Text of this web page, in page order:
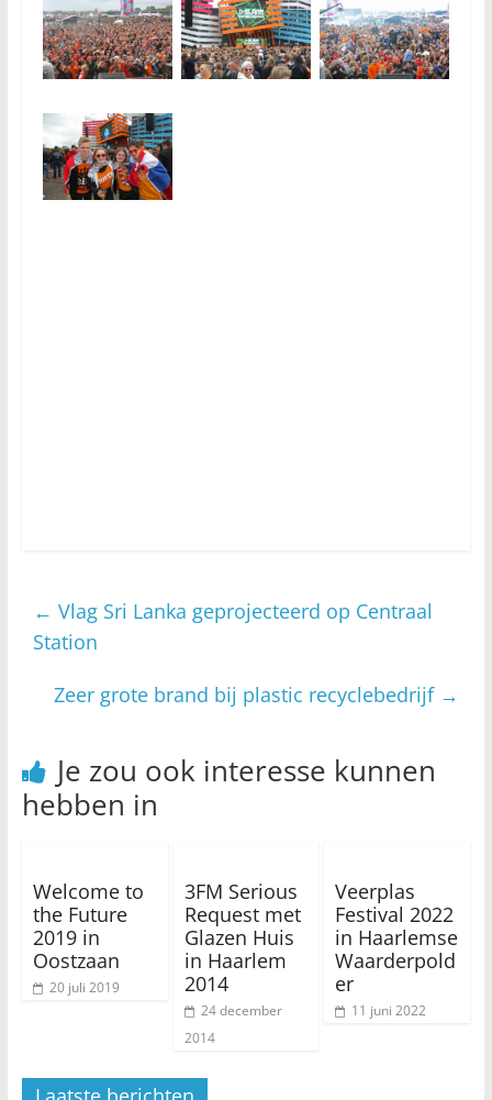
← Vlag Sri Lanka geprojecteerd op Centraal
Station
Zeer grote brand bij plastic recyclebedrijf →
Je zou ook interesse kunnen
hebben in
Welcome to
the Future
2019 in
Oostzaan
20 juli 2019
3FM Serious
Request met
Glazen Huis
in Haarlem
2014
24 december
2014
Veerplas
Festival 2022
in Haarlemse
Waarderpold
er
11 juni 2022